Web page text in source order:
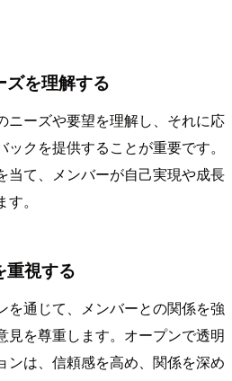
ズを理解する
ニーズや要望を理解し、それに応
クを提供することが重要です。
当て、メンバーが自己実現や成長
。
重視する
を通じて、メンバーとの関係を強
見を尊重します。オープンで透明
ンは、信頼感を高め、関係を深め